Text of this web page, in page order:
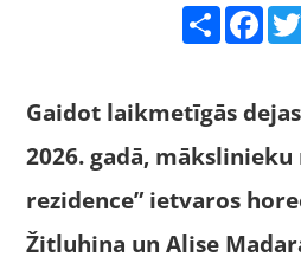
Facebook
Gaidot laikmetīgās
2026. gadā,
rezidence” ietvaros
Žitluhina un Alise